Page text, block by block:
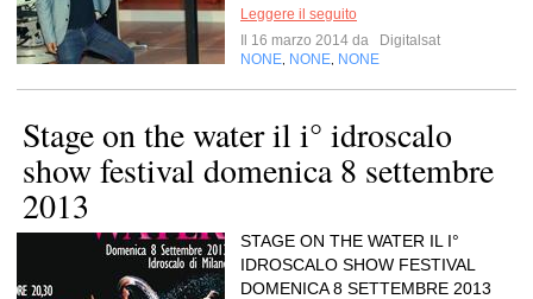
Leggere il seguito
Il 16 marzo 2014 da
Digitalsat
NONE NONE NONE
Stage on the water il i° idroscalo
show festival domenica 8 settembre
2013
STAGE ON THE WATER IL I°
IDROSCALO SHOW FESTIVAL
DOMENICA 8 SETTEMBRE 2013